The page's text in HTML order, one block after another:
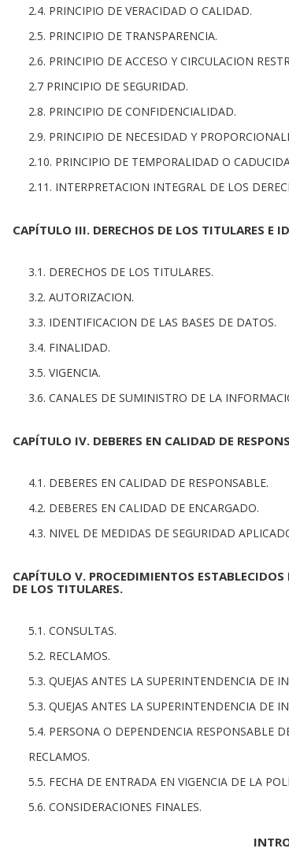
2.4. PRINCIPIO DE VERACIDAD O CALIDAD.
2.5. PRINCIPIO DE TRANSPARENCIA.
2.6. PRINCIPIO DE ACCESO Y CIRCULACION
2.7 PRINCIPIO DE SEGURIDAD.
2.8. PRINCIPIO DE CONFIDENCIALIDAD.
2.9. PRINCIPIO DE NECESIDAD Y
2.10. PRINCIPIO DE TEMPORALIDAD O
2.11. INTERPRETACION INTEGRAL DE LOS
CAPÍTULO III. DERECHOS DE LOS TITULARES E
3.1. DERECHOS DE LOS TITULARES.
3.2. AUTORIZACION.
3.3. IDENTIFICACION DE LAS BASES DE DATOS.
3.4. FINALIDAD.
3.5. VIGENCIA.
3.6. CANALES DE SUMINISTRO DE LA
CAPÍTULO IV. DEBERES EN CALIDAD DE
4.1. DEBERES EN CALIDAD DE RESPONSABLE.
4.2. DEBERES EN CALIDAD DE ENCARGADO.
4.3. NIVEL DE MEDIDAS DE SEGURIDAD
CAPÍTULO V. PROCEDIMIENTOS ESTABLECIDOS
DE LOS TITULARES.
5.1. CONSULTAS.
5.2. RECLAMOS.
5.3. QUEJAS ANTES LA SUPERINTENDENCIA DE
5.3. QUEJAS ANTES LA SUPERINTENDENCIA DE
5.4. PERSONA O DEPENDENCIA RESPONSABLE
RECLAMOS.
5.5. FECHA DE ENTRADA EN VIGENCIA DE LA
5.6. CONSIDERACIONES FINALES.